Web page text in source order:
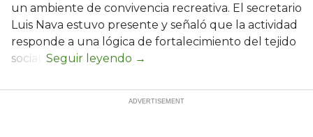
un ambiente de convivencia recreativa. El secretario
Luis Nava estuvo presente y señaló que la actividad
responde a una lógica de fortalecimiento del tejido
social: